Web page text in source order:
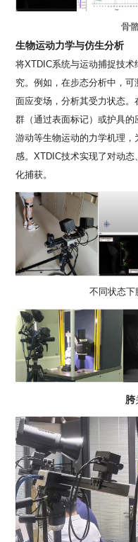
骨
生物运动力学与仿生分析
将XTDIC系统与运动捕捉技
究。例如，在步态分析中，
面应变场，分析其受力状态
群（通过表面标记）或护具
游动等生物运动的力学机理
感。XTDIC技术实现了对动态
化捕获。
不同状态下
胯